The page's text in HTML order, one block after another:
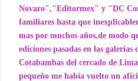
Novaro","Editormex" y "DC
familiares hasta que
mas por muchos años,de modo
ediciones pasadas en las
Cotabambas del cercado de
pequeño me había vuelto un